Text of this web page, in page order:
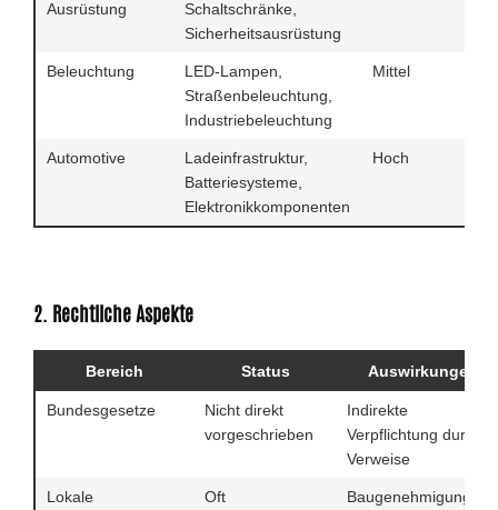
Ausrüstung
Schaltschränke,
Sicherheitsausrüstung
Beleuchtung
LED-Lampen,
Straßenbeleuchtung,
Industriebeleuchtung
Mittel
Automotive
Ladeinfrastruktur,
Batteriesysteme,
Elektronikkomponenten
Hoch
2. Rechtliche Aspekte
Bereich Status Auswirkungen
Bundesgesetze
Nicht direkt
vorgeschrieben
Indirekte
Verpflichtung durch
Verweise
Lokale
Oft
Baugenehmigungen